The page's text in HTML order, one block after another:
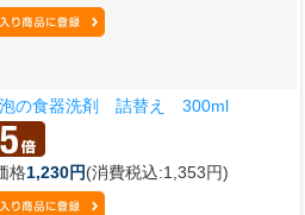
の食器洗剤 詰替え 300ml
格1,230円(消費税込:1,353円)